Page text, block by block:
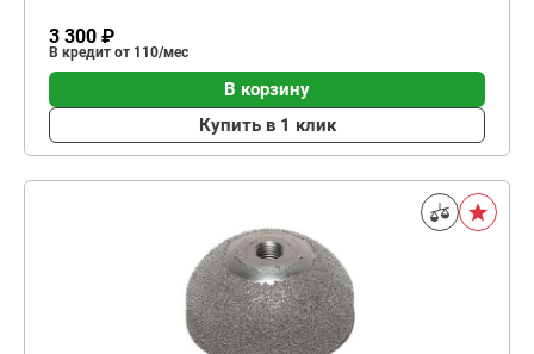
3 300 ₽
В кредит от 110/мес
В корзину
Купить в 1 клик